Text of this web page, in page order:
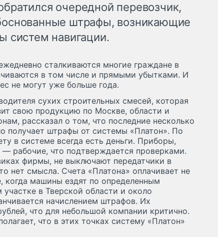
очередной перевозчик,
штрафы, возникающие
систем навигации.
сталкиваются многие граждане в
в том числе и прямыми убытками. И
не могут уже больше года.
сухих строительных смесей, которая
свою продукцию по Москве, области и
рассказал о том, что последние несколько
получает штрафы от системы «Платон». По
в системе всегда есть деньги. Приборы,
— рабочие, что подтверждается проверками.
фирмы, не выключают передатчики в
нет смысла. Счета «Платона» оплачивает не
когда машины ездят по определенным
в Тверской области и около
начислением штрафов. Их
что для небольшой компании критично.
что в этих точках систему «Платон»